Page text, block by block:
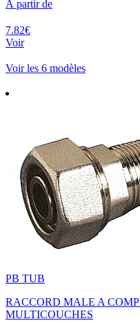
À partir de
7.82€
Voir
Voir les 6 modèles
PB TUB
RACCORD MALE A
MULTICOUCHES